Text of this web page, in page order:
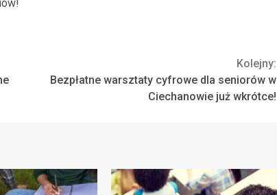
Kolejny:
Bezpłatne warsztaty cyfrowe dla seniorów w
Ciechanowie już wkrótce!